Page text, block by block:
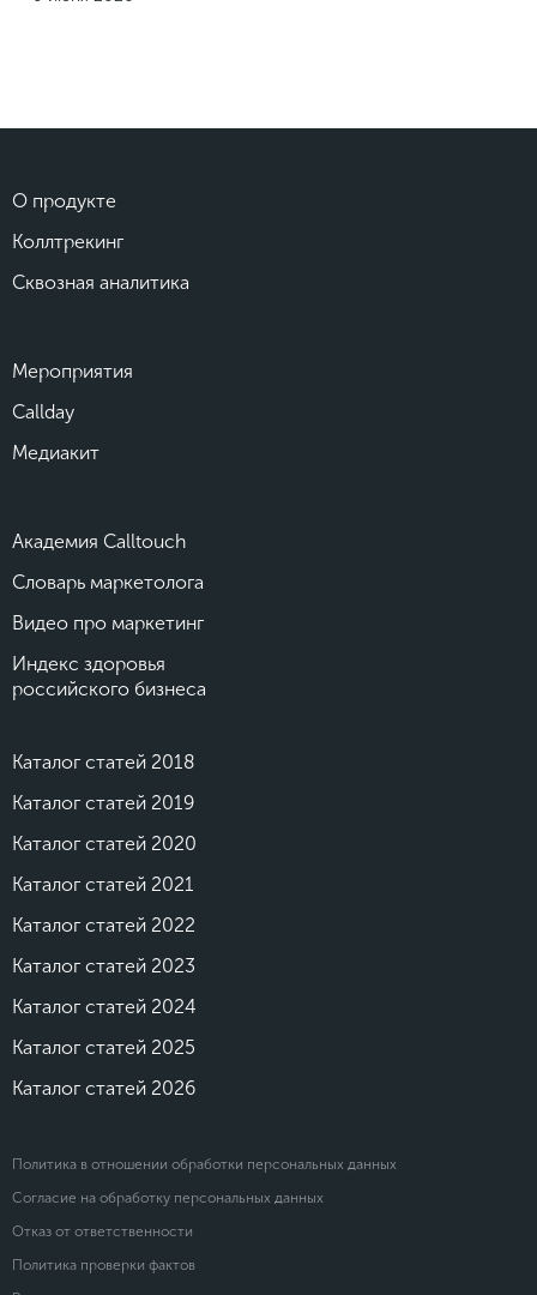
О продукте
Коллтрекинг
Сквозная аналитика
Мероприятия
Callday
Медиакит
Академия Calltouch
Словарь маркетолога
Видео про маркетинг
Индекс здоровья
российского бизнеса
Каталог статей 2018
Каталог статей 2019
Каталог статей 2020
Каталог статей 2021
Каталог статей 2022
Каталог статей 2023
Каталог статей 2024
Каталог статей 2025
Каталог статей 2026
Политика в отношении обработки персональных данных
Согласие на обработку персональных данных
Отказ от ответственности
Политика проверки фактов